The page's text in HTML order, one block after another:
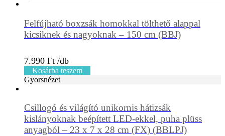
Felfújható boxzsák homokkal tölthető alappal
kicsiknek és nagyoknak – 150 cm (BBJ)
7.990 Ft
Kosárba teszem
Gyorsnézet
Csillogó és világító unikornis hátizsák
kislányoknak beépített LED-ekkel, puha plüss
anyagból – 23 x 7 x 28 cm (FX) (BBLPJ)